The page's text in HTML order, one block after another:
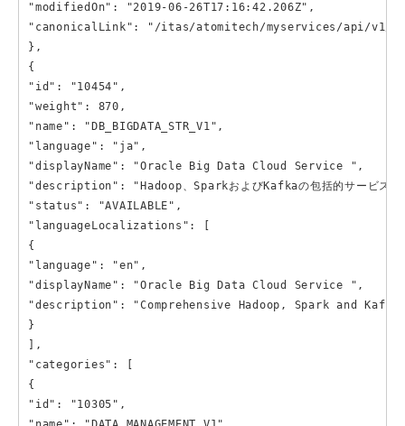
"modifiedOn": "2019-06-26T17:16:42.206Z",
"canonicalLink": "/itas/atomitech/myservices/api/v1/
},
{
"id": "10454",
"weight": 870,
"name": "DB_BIGDATA_STR_V1",
"language": "ja",
"displayName": "Oracle Big Data Cloud Service ",
"description": "Hadoop、SparkおよびKafkaの包括的サービスには
"status": "AVAILABLE",
"languageLocalizations": [
{
"language": "en",
"displayName": "Oracle Big Data Cloud Service ",
"description": "Comprehensive Hadoop, Spark and
}
],
"categories": [
{
"id": "10305",